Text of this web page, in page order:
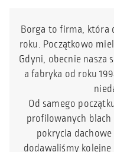
Borga to firma, która
roku. Początkowo
Gdyni, obecnie nasza
a fabryka od roku
Od samego
profilowanych
pokrycia
dodawaliśmy